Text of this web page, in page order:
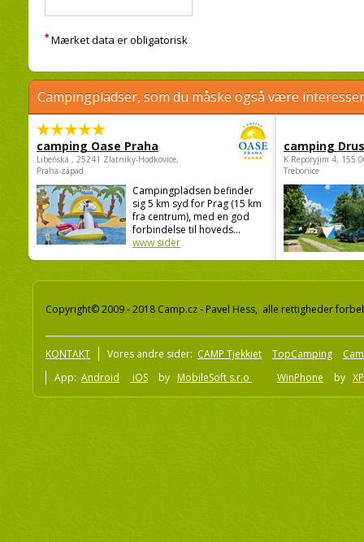
* Mærket data er obligatorisk
Campingpladser, som du måske også være
camping Oase Praha
Libeňská , 25241 Zlatníky-Hodkovice,
Praha-západ
Campingpladsen befinder
sig 5 km syd for Prag (15 km
fra centrum), med en god
forbindelse til hoveds...
www sider
camping
K Reporyjim 4, 155
Trebonice
Copyright© 2009 - 2018 Camp.cz - Pavel Hess, alle rettigheder
KONTAKT Vores andre sider: CAMP Tjekkiet TopCamping
App: Android iOS by MobileSoft s.r.o WinPhone by